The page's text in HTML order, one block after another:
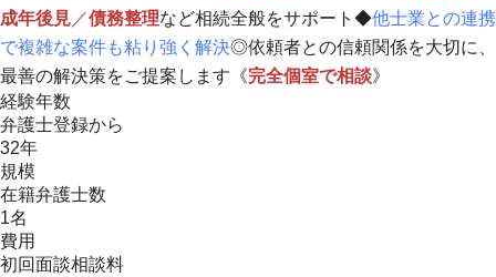
成年後見 ／債務整理など相続全般をサポート◆他士業との連携
で複雑な案件も粘り強く解決◎依頼者との信頼関係を大切に、
最善の解決策をご提案します 《完全個室で相談》
経験年数
弁護士登録から
32年
規模
在籍弁護士数
1名
費用
初回面談相談料